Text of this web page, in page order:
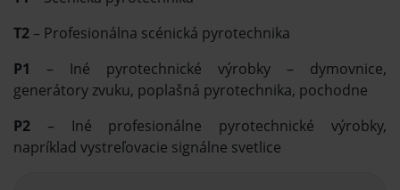
T2 – Profesionálna scénická pyrotechnika
P1 – Iné pyrotechnické výrobky – dymovnice,
generátory zvuku, poplašná pyrotechnika, pochodne
P2 – Iné profesionálne pyrotechnické výrobky,
napríklad vystreľovacie signálne svetlice